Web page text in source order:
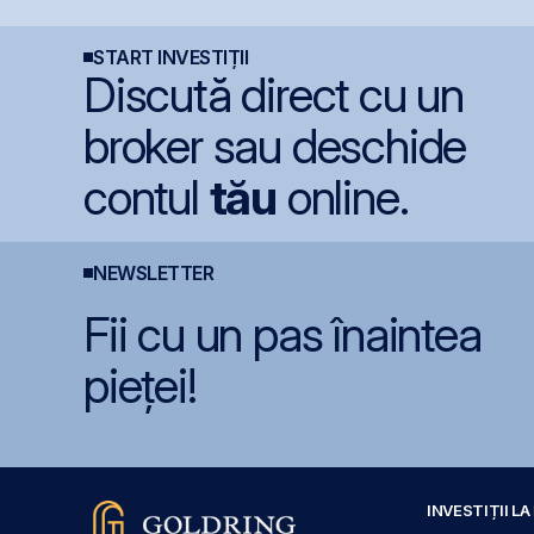
START INVESTIȚII
Discută direct cu un
broker sau deschide
contul tău online.
NEWSLETTER
Fii cu un pas înaintea
pieței!
INVESTIȚII LA